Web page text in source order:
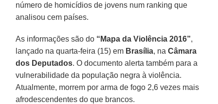
número de homicídios de jovens num ranking que
analisou cem países.
As informações são do “Mapa da Violência 2016”,
lançado na quarta-feira (15) em Brasília, naCâmara
dos Deputados. O documento alerta também para a
vulnerabilidade da população negra à violência.
Atualmente, morrem por arma de fogo 2,6 vezes mais
afrodescendentes do que brancos.